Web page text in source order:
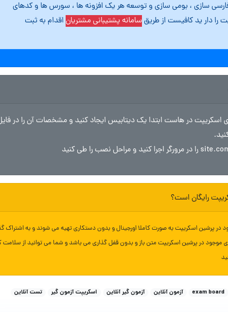
فارسی سازی ، بومی سازی و توسعه هر یک افزونه ها ، سورس ها و کدهای
را دار ید کافیست از طریقسامانه پشتیبانی مشتریان اقدام به ثبت
اسکریپت در هاست ابتدا یک دیتابیس ایجاد کنید و مشخصات آن را در
رایگان است؟
در پرشین اسکریپت به صورت کاملا اورجینال و بدون دستکاری تهیه می شوند و به اشتراک
موجود در پرشین اسکریپت متن باز و بدون قفل گذاری می باشد و شما می توانید از
exam board آزمون آنلاین آزمون گیر آنلاین اسکریپت آزمون گیر
تست آنلاین